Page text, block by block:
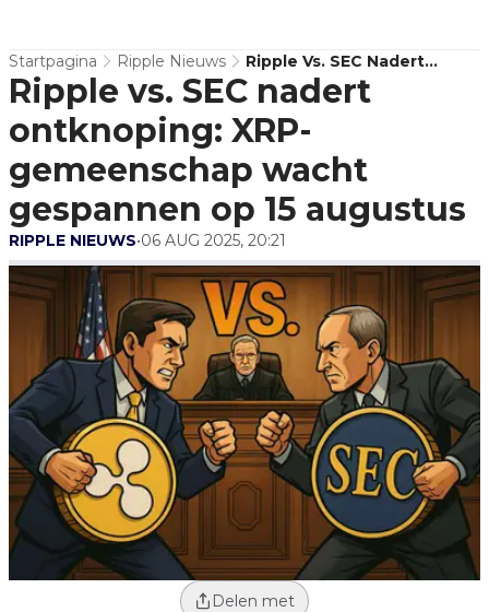
Startpagina Ripple Nieuws
Ripple Vs. SEC Nadert
Ontknoping: XRP-
Gemeenschap Wacht
Gespannen Op 15 Augustus
Ripple vs. SEC nadert
ontknoping: XRP-
gemeenschap wacht
gespannen op 15 augustus
RIPPLE NIEUWS•06 AUG 2025, 20:21
Delen met